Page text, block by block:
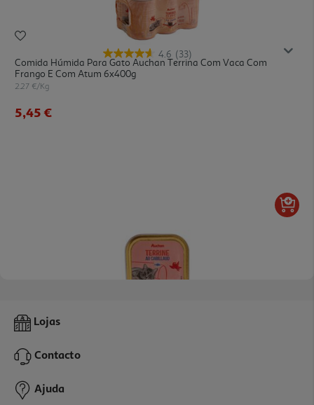
4.6 (33)
Comida Húmida Para Gato Auchan Terrina Com Vaca Com
Frango E Com Atum 6x400g
2.27 €/Kg
5,45 €
Comida Húmida Para Gato Auchan Terrina Bacalhau 100g
0,49 €
Lojas
Contacto
Ajuda